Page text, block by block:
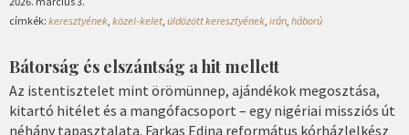
címkék: keresztyének közel-kelet üldözött keresztyének irán háború
Bátorság és elszántság a hit mellett
Az istentisztelet mint örömünnep, ajándékok megosztása,
kitartó hitélet és a mangófacsoport – egy nigériai missziós út
néhány tapasztalata. Farkas Edina református kórházlelkész